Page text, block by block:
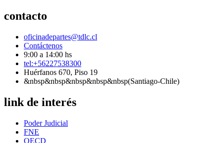
contacto
oficinadepartes@tdlc.cl
Contáctenos
9:00 a 14:00 hs
tel:+56227538300
Huérfanos 670, Piso 19
&nbsp&nbsp&nbsp&nbsp&nbsp(Santiago-Chile)
link de interés
Poder Judicial
FNE
OECD